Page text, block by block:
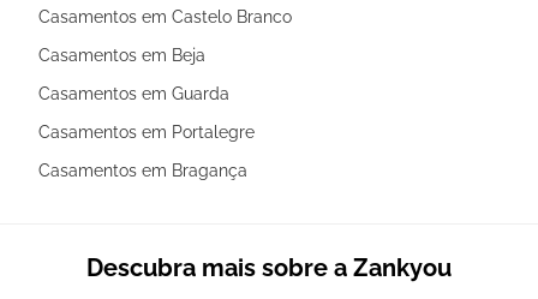
Casamentos em Castelo Branco
Casamentos em Beja
Casamentos em Guarda
Casamentos em Portalegre
Casamentos em Bragança
Descubra mais sobre a Zankyou